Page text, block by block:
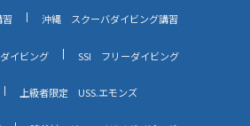
沖縄 スクーバダイビング講習
イビング SSI フリーダイビング
上級者限定 USS.エモンズ